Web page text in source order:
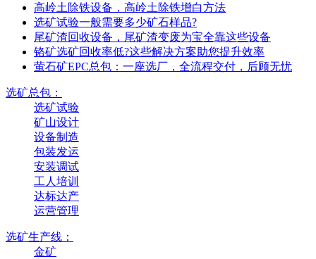
高岭土除铁设备，高岭土除铁增白方法
选矿试验一般需要多少矿石样品?
尾矿渣回收设备，尾矿渣变废为宝全靠这些设备
铬矿选矿回收率低?这些解决方案助您提升效率
萤石矿EPC总包：一座选厂，全流程交付，后顾无忧
选矿总包：
选矿试验
矿山设计
设备制造
包装发运
安装调试
工人培训
达标达产
运营管理
选矿生产线：
金矿